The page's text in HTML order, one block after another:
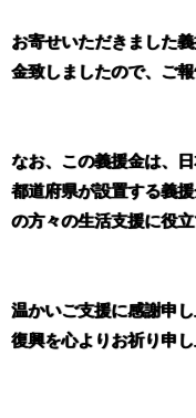
お寄せいただきました
金致しましたので、ご報
なお、この義援金は、
都道府県が設置する義
の方々の生活支援に役立
温かいご支援に感謝申
復興を心よりお祈り申し